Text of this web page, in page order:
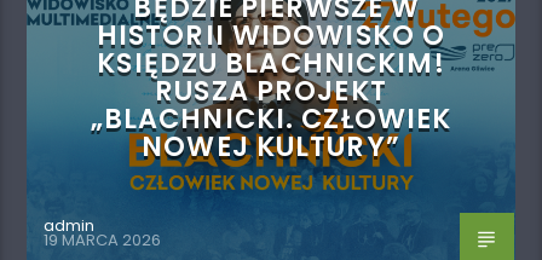
HISTORII WIDOWISKO O
KSIĘDZU BLACHNICKIM!
RUSZA PROJEKT
„BLACHNICKI. CZŁOWIEK
NOWEJ KULTURY”
admin
19 MARCA 2026